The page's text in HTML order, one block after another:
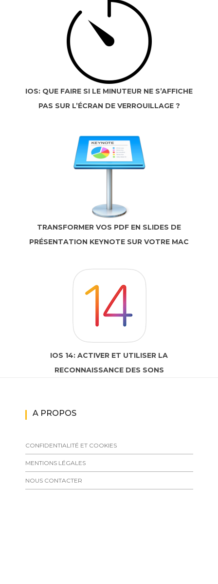
IOS: QUE FAIRE SI LE MINUTEUR NE S’AFFICHE
PAS SUR L’ÉCRAN DE VERROUILLAGE ?
TRANSFORMER VOS PDF EN SLIDES DE
PRÉSENTATION KEYNOTE SUR VOTRE MAC
IOS 14: ACTIVER ET UTILISER LA
RECONNAISSANCE DES SONS
A PROPOS
CONFIDENTIALITÉ ET COOKIES
MENTIONS LÉGALES
NOUS CONTACTER